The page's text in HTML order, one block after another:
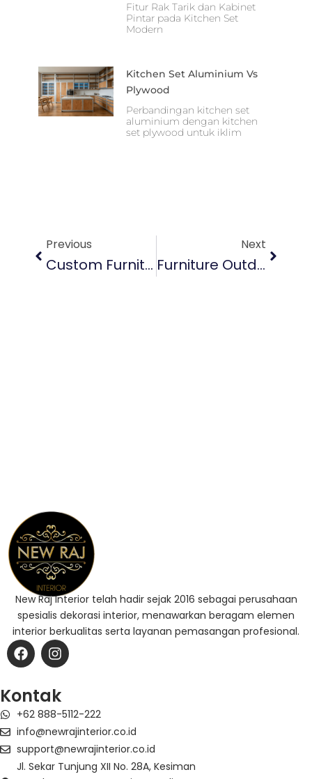
Fitur Rak Tarik dan Kabinet
Pintar pada Kitchen Set
Modern
Kitchen Set Aluminium Vs
Plywood
Perbandingan kitchen set
aluminium dengan kitchen
set plywood untuk iklim
Previous
Custom Furniture Ubud Kayu Jati Sentuhan Elegan Untuk Ruang Anda
Next
Furniture Outdoor Jimbaran Untuk Villa Yang Nyaman Estetik Dan Tahan Cuaca
New Raj Interior telah hadir sejak 2016 sebagai perusahaan
spesialis dekorasi interior, menawarkan beragam elemen
interior berkualitas serta layanan pemasangan profesional.
F
a
e
b
o
o
k
I
n
t
a
g
r
a
m
Kontak
+62 888-5112-222
info@newrajinterior.co.id
support@newrajinterior.co.id
Jl. Sekar Tunjung XII No. 28A, Kesiman